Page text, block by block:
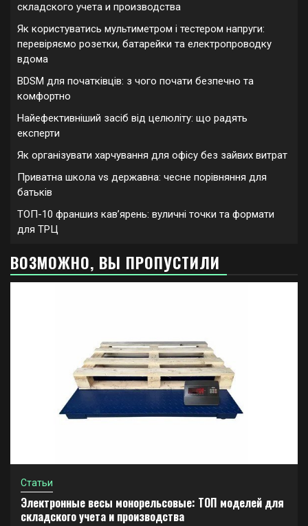
складского учета и производства
Як користуватись мультиметром і тестером напруги:
перевіряємо розетки, батарейки та електропроводку
вдома
BDSM для початківців: з чого почати безпечно та
комфортно
Найефективніший засіб від целюліту: що радять
експерти
Як організувати харчування для офісу без зайвих витрат
Приватна школа vs державна: чесне порівняння для
батьків
ТОП-10 франшиз кавʼярень: вуличні точки та формати
для ТРЦ
ВОЗМОЖНО, ВЫ ПРОПУСТИЛИ
Статьи
Электронные весы монорельсовые: ТОП моделей для
складского учета и производства